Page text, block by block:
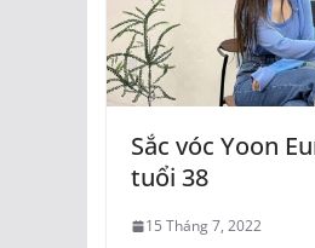
Sắc vóc Yoon
tuổi 38
15 Tháng 7, 2022